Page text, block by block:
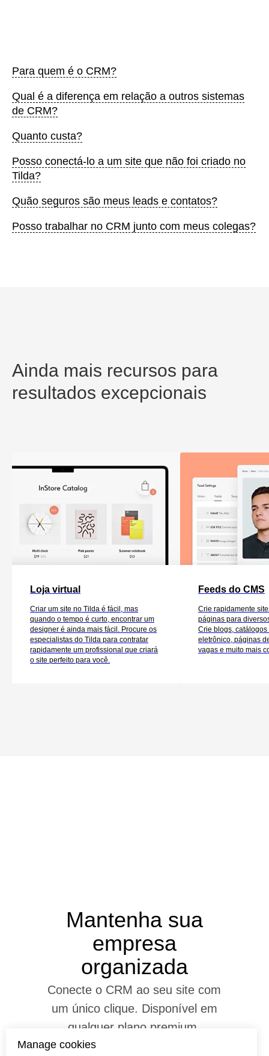
Manage cookies
Para quem é o CRM?
Qual é a diferença em relação a outros sistemas
de CRM?
Quanto custa?
Posso conectá-lo a um site que não foi criado no
Tilda?
Quão seguros são meus leads e contatos?
Posso trabalhar no CRM junto com meus colegas?
Ainda mais recursos para
resultados excepcionais
Loja virtual
Criar um site no Tilda é fácil, mas
quando o tempo é curto, encontrar um
designer é ainda mais fácil. Procure os
especialistas do Tilda para contratar
rapidamente um profissional que criará
o site perfeito para você.
Feeds do CMS
Crie rapidamente
páginas para
Crie blogs,
eletrônico, páginas
vagas e muito mais
Mantenha sua
empresa
organizada
Conecte o CRM ao seu site com
um único clique. Disponível em
qualquer plano premium.